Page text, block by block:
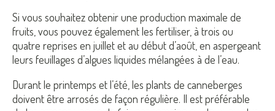
Si vous souhaitez obtenir une production maximale de
fruits, vous pouvez également les fertiliser, à trois ou
quatre reprises en juillet et au début d’août, en aspergeant
leurs feuillages d’algues liquides mélangées à de l’eau.
Durant le printemps et l’été, les plants de canneberges
doivent être arrosés de façon régulière. Il est préférable